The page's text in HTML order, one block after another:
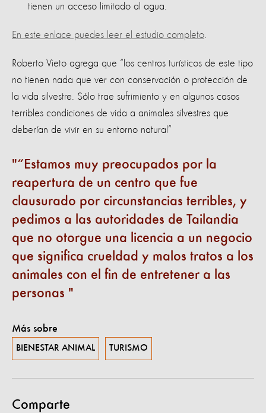
tienen un acceso limitado al agua.
En este enlace puedes leer el estudio completo
Roberto Vieto agrega que “los centros turísticos de este tipo
no tienen nada que ver con conservación o protección de
la vida silvestre. Sólo trae sufrimiento y en algunos casos
terribles condiciones de vida a animales silvestres que
deberían de vivir en su entorno natural”
“Estamos muy preocupados por la
reapertura de un centro que fue
clausurado por circunstancias terribles, y
pedimos a las autoridades de Tailandia
que no otorgue una licencia a un negocio
que significa crueldad y malos tratos a los
animales con el fin de entretener a las
personas
Más sobre
BIENESTAR ANIMAL TURISMO
Comparte